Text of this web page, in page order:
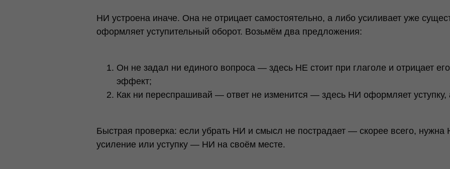
НИ устроена иначе. Она не отрицает самостоятельно, а либо усиливает уже
оформляет уступительный оборот. Возьмём два предложения:
Он не задал ни единого вопроса — здесь НЕ стоит при глаголе и отрицает
эффект;
Как ни переспрашивай — ответ не изменится — здесь НИ оформляет уступку,
Быстрая проверка: если убрать НИ и смысл не пострадает — скорее всего,
усиление или уступку — НИ на своём месте.